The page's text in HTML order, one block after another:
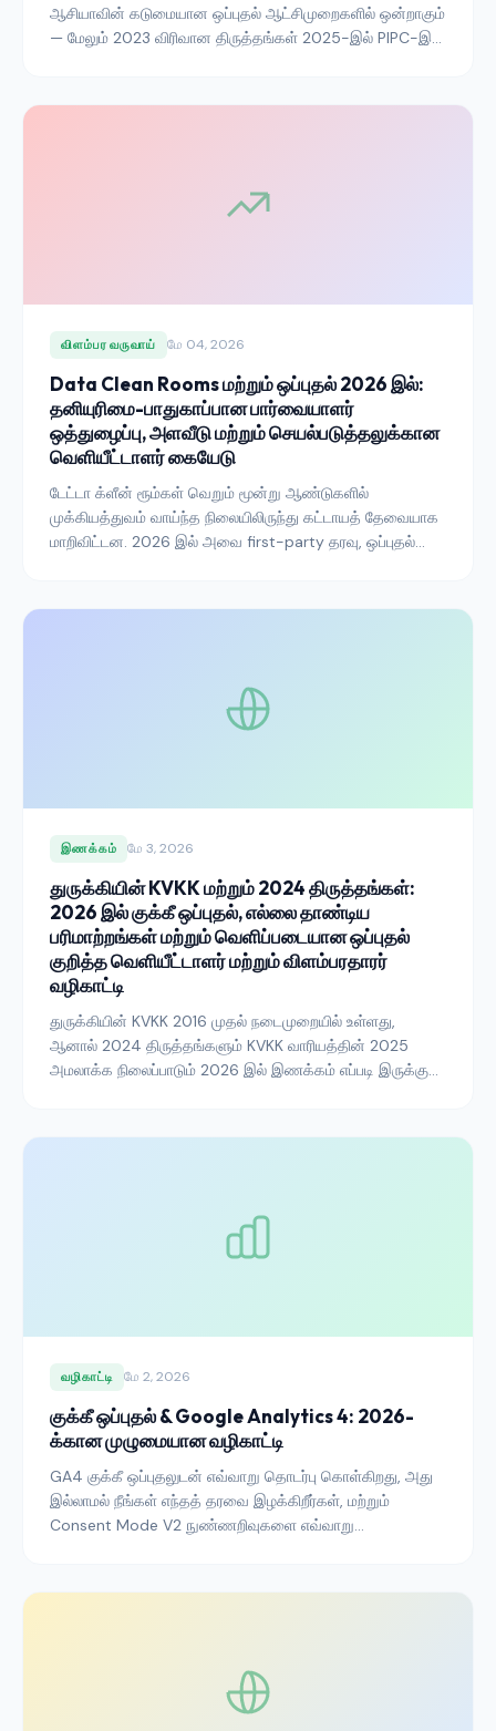
ஆசியாவின் கடுமையான ஒப்புதல் ஆட்சிமுறைகளில் ஒன்றாகும்
— மேலும் 2023 விரிவான திருத்தங்கள் 2025-இல் PIPC-இன்
வெளியீட்டாளர்கள், விளம்பரதாரர்கள் மற்றும் தளங்கள் 2026-
விளம்பர வருவாய் மே 04, 2026
Data Clean Rooms மற்றும் ஒப்புதல் 2026 இல்:
தனியுரிமை-பாதுகாப்பான பார்வையாளர்
ஒத்துழைப்பு, அளவீடு மற்றும் செயல்படுத்தலுக்கான
வெளியீட்டாளர் கையேடு
டேட்டா க்ளீன் ரூம்கள் வெறும் மூன்று ஆண்டுகளில்
முக்கியத்துவம் வாய்ந்த நிலையிலிருந்து கட்டாயத் தேவையாக
மாறிவிட்டன. 2026 இல் அவை first-party தரவு, ஒப்புதல்
பணமாக்கல் கட்டப்படும் இடம். வெளியீட்டாளர்கள் அவற்றை
இணக்கம் மே 3, 2026
துருக்கியின் KVKK மற்றும் 2024 திருத்தங்கள்:
2026 இல் குக்கீ ஒப்புதல், எல்லை தாண்டிய
பரிமாற்றங்கள் மற்றும் வெளிப்படையான ஒப்புதல்
குறித்த வெளியீட்டாளர் மற்றும் விளம்பரதாரர்
வழிகாட்டி
துருக்கியின் KVKK 2016 முதல் நடைமுறையில் உள்ளது,
ஆனால் 2024 திருத்தங்களும் KVKK வாரியத்தின் 2025
அமலாக்க நிலைப்பாடும் 2026 இல் இணக்கம் எப்படி இருக்கும்
தளங்கள் சரியாக என்ன தெரிந்து கொள்ள வேண்டும் என்பது
வழிகாட்டி மே 2, 2026
குக்கீ ஒப்புதல் & Google Analytics 4: 2026-
க்கான முழுமையான வழிகாட்டி
GA4 குக்கீ ஒப்புதலுடன் எவ்வாறு தொடர்பு கொள்கிறது, அது
இல்லாமல் நீங்கள் எந்தத் தரவை இழக்கிறீர்கள், மற்றும்
Consent Mode V2 நுண்ணறிவுகளை எவ்வாறு